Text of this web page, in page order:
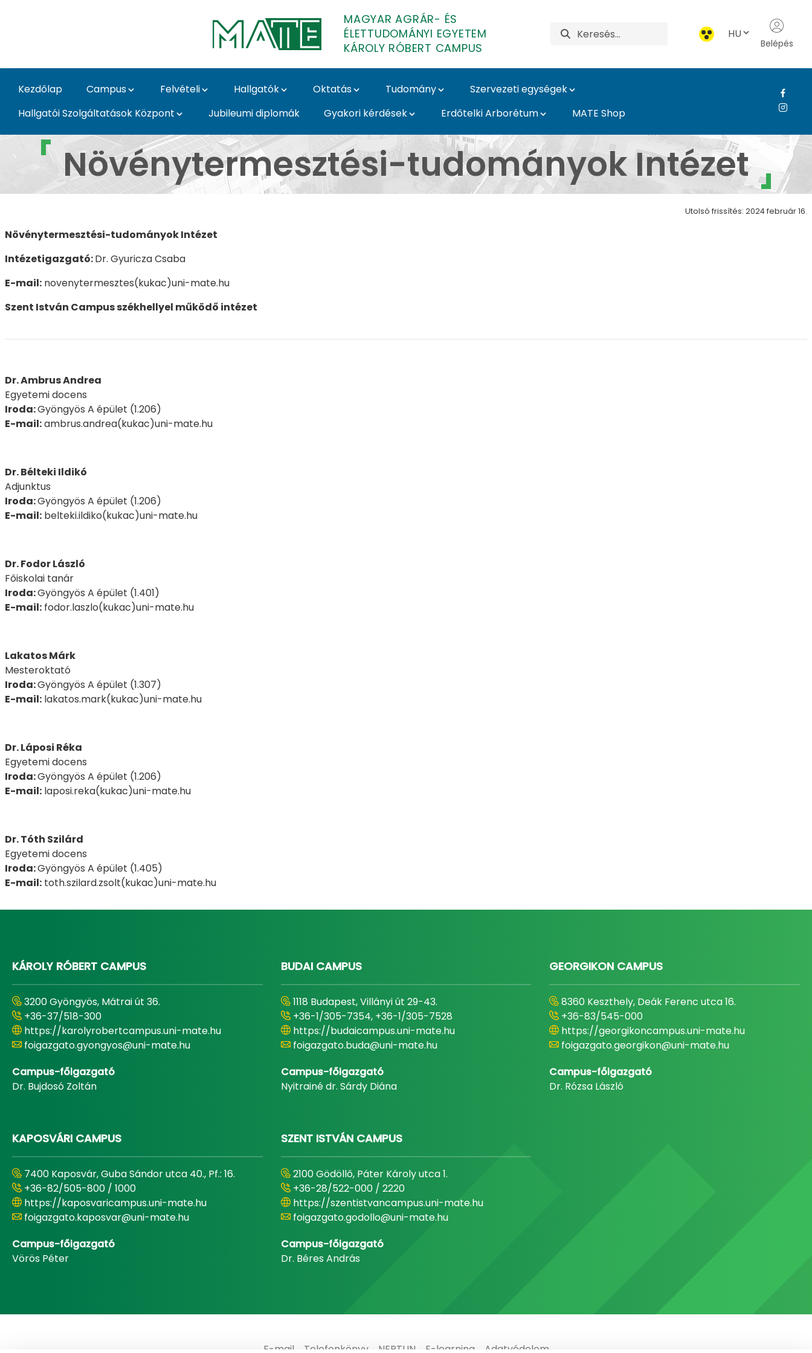
MAGYAR AGRÁR- ÉS
ÉLETTUDOMÁNYI EGYETEM
KÁROLY RÓBERT CAMPUS
HU
Belépés
Kezdőlap Campus Felvételi Hallgatók Oktatás Tudomány
Szervezeti egységek
Hallgatói Szolgáltatások Központ
Jubileumi diplomák Gyakori kérdések Erdőtelki Arborétum MATE Shop
Növénytermesztési-tudományok Intézet - Károly Róbert Campus
Növénytermesztési-tudományok Intézet
Utolsó frissítés: 2024 február 16.
Növénytermesztési-tudományok Intézet
Intézetigazgató:Dr. Gyuricza Csaba
E-mail: novenytermesztes(kukac)uni-mate.hu
Szent István Campus székhellyel működő intézet
Dr. Ambrus Andrea
Egyetemi docens
Iroda:Gyöngyös A épület (1.206)
E-mail:ambrus.andrea(kukac)uni-mate.hu
Dr. Bélteki Ildikó
Adjunktus
Iroda:Gyöngyös A épület (1.206)
E-mail: belteki.ildiko(kukac)uni-mate.hu
Dr.Fodor László
Főiskolai tanár
Iroda:Gyöngyös A épület (1.401)
E-mail: fodor.laszlo(kukac)uni-mate.hu
Lakatos Márk
Mesteroktató
Iroda:Gyöngyös A épület (1.307)
E-mail: lakatos.mark(kukac)uni-mate.hu
Dr. Láposi Réka
Egyetemi docens
Iroda:Gyöngyös A épület (1.206)
E-mail: laposi.reka(kukac)uni-mate.hu
Dr.Tóth Szilárd
Egyetemi docens
Iroda:Gyöngyös A épület (1.405)
E-mail: toth.szilard.zsolt(kukac)uni-mate.hu
KÁROLY RÓBERT CAMPUS
3200 Gyöngyös, Mátrai út 36.
+36-37/518-300
https://karolyrobertcampus.uni-mate.hu
foigazgato.gyongyos@uni-mate.hu
Campus-főigazgató
Dr. Bujdosó Zoltán
BUDAI CAMPUS
1118 Budapest, Villányi út 29-43.
+36-1/305-7354, +36-1/305-7528
https://budaicampus.uni-mate.hu
foigazgato.buda@uni-mate.hu
Campus-főigazgató
Nyitrainé dr. Sárdy Diána
GEORGIKON CAMPUS
8360 Keszthely, Deák Ferenc utca 16.
+36-83/545-000
https://georgikoncampus.uni-mate.hu
foigazgato.georgikon@uni-mate.hu
Campus-főigazgató
Dr. Rózsa László
KAPOSVÁRI CAMPUS
7400 Kaposvár, Guba Sándor utca 40., Pf.: 16.
+36-82/505-800 / 1000
https://kaposvaricampus.uni-mate.hu
foigazgato.kaposvar@uni-mate.hu
Campus-főigazgató
Vörös Péter
SZENT ISTVÁN CAMPUS
2100 Gödöllő, Páter Károly utca 1.
+36-28/522-000 / 2220
https://szentistvancampus.uni-mate.hu
foigazgato.godollo@uni-mate.hu
Campus-főigazgató
Dr. Béres András
E-mail Telefonkönyv NEPTUN E-learning Adatvédelem